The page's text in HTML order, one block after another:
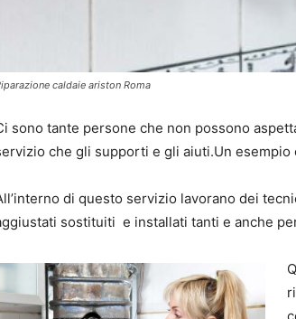
caldaie ariston Roma
sono tante persone che non possono
che gli supporti e gli aiuti.Un
di questo servizio lavorano dei
sostituiti e installati tanti e anche